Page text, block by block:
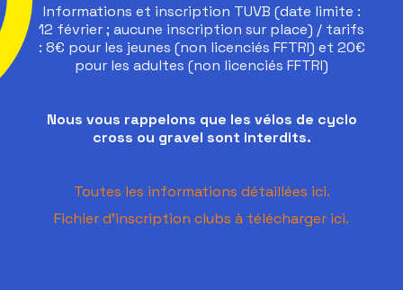
Informations et inscription TUVB (date limite :
12 février ; aucune inscription sur place) / tarifs
: 8€ pour les jeunes (non licenciés FFTRI) et 20€
pour les adultes (non licenciés FFTRI)
Nous vous rappelons que les vélos de cyclo
cross ou gravel sont interdits.
Toutes les informations détaillées ici.
Fichier d'inscription clubs à télécharger ici.